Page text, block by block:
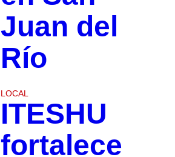
Juan del
Río
LOCAL
ITESHU
fortalece